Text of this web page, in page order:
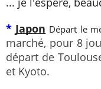
* Japon Départ le
marché, pour 8
départ de
et Kyoto.